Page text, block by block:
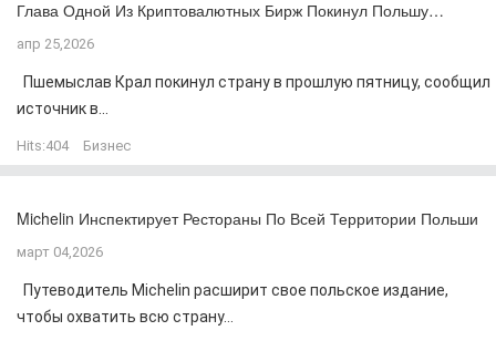
Глава Одной Из Криптовалютных Бирж Покинул Польшу…
апр 25,2026
Пшемыслав Крал покинул страну в прошлую пятницу, сообщил
источник в...
Hits:404 Бизнес
Michelin Инспектирует Рестораны По Всей Территории Польши
март 04,2026
Путеводитель Michelin расширит свое польское издание,
чтобы охватить всю страну...